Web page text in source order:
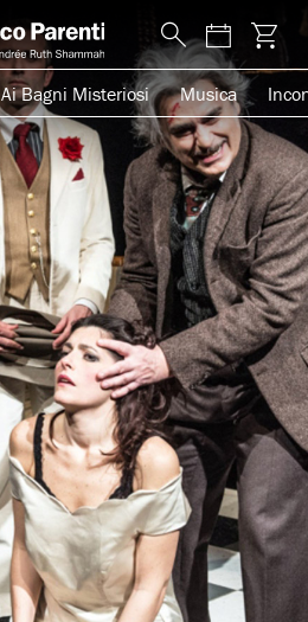
Ai Bagni Misteriosi Musica